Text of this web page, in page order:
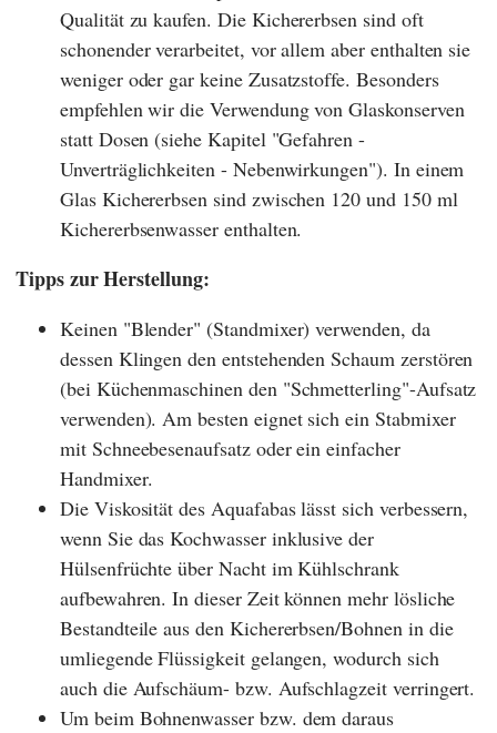
Qualität zu kaufen. Die Kichererbsen sind oft
schonender verarbeitet, vor allem aber enthalten sie
weniger oder gar keine Zusatzstoffe. Besonders
empfehlen wir die Verwendung von Glaskonserven
statt Dosen (siehe Kapitel "Gefahren -
Unverträglichkeiten - Nebenwirkungen"). In einem
Glas Kichererbsen sind zwischen 120 und 150 ml
Kichererbsenwasser enthalten.
Tipps zur Herstellung:
Keinen "Blender" (Standmixer) verwenden, da
dessen Klingen den entstehenden Schaum zerstören
(bei Küchenmaschinen den "Schmetterling"-Aufsatz
verwenden). Am besten eignet sich ein Stabmixer
mit Schneebesenaufsatz oder ein einfacher
Handmixer.
Die Viskosität des Aquafabas lässt sich verbessern,
wenn Sie das Kochwasser inklusive der
Hülsenfrüchte über Nacht im Kühlschrank
aufbewahren. In dieser Zeit können mehr lösliche
Bestandteile aus den Kichererbsen/Bohnen in die
umliegende Flüssigkeit gelangen, wodurch sich
auch die Aufschäum- bzw. Aufschlagzeit verringert.
Um beim Bohnenwasser bzw. dem daraus